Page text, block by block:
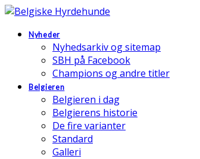
Nyheder
Nyhedsarkiv og sitemap
SBH på Facebook
Champions og andre titler
Belgieren
Belgieren i dag
Belgierens historie
De fire varianter
Standard
Galleri